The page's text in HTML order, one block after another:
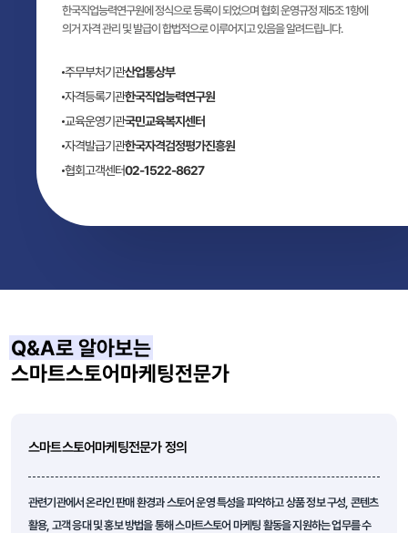
한국직업능력연구원에 정식으로 등록이 되었으며 협회 운영규정 제5조 1항에
의거 자격 관리 및 발급이 합법적으로 이루어지고 있음을 알려드립니다.
주무부처기관산업통상부
자격등록기관한국직업능력연구원
교육운영기관국민교육복지센터
자격발급기관한국자격검정평가진흥원
협회고객센터02-1522-8627
Q&A로 알아보는
스마트스토어마케팅전문가
스마트스토어마케팅전문가 정의
관련기관에서 온라인 판매 환경과 스토어 운영 특성을 파악하고 상품 정보 구성, 콘텐츠
활용, 고객 응대 및 홍보 방법을 통해 스마트스토어 마케팅 활동을 지원하는 업무를 수